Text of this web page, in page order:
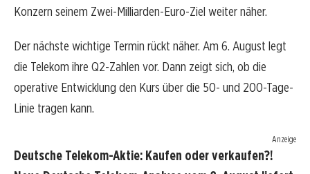
Konzern seinem Zwei-Milliarden-Euro-Ziel weiter näher.
Der nächste wichtige Termin rückt näher. Am 6. August legt
die Telekom ihre Q2-Zahlen vor. Dann zeigt sich, ob die
operative Entwicklung den Kurs über die 50- und 200-Tage-
Linie tragen kann.
Anzeige
Deutsche Telekom-Aktie: Kaufen oder verkaufen?!